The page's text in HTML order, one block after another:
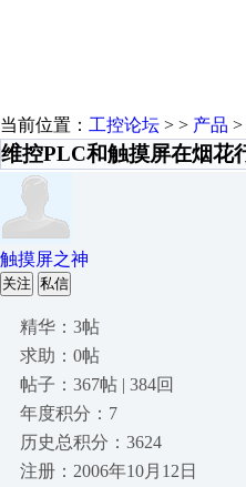
当前位置： 工控论坛 > > 产品 >
维控PLC和触摸屏在烟花
触摸屏之神
关注 私信
精华：3帖
求助：0帖
帖子：367帖 | 384回
年度积分：7
历史总积分：3624
注册：2006年10月12日